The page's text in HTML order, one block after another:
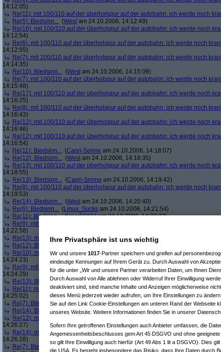
14:12:05)
Re(11): mit 100/110 auf der überholspur auf der autobahn: ich werde noch
Re(5): Bledsinn... (West am 24.10.2006, 14:12:49)
Re(16): mit 100/110 auf der überholspur auf der autobahn: ich werde noch
14:12:54)
Re(6): mit 100/110 auf der überholspur auf der autobahn: ich werde noch
14:12:55)
Re(7): mit 100/110 auf der überholspur auf der autobahn: ich werde noch
14:14:35)
Re(10): Bledsinn... (West am 24.10.2006, 14:15:09)
Re(7): mit 100/110 auf der überholspur auf der autobahn: ich werde noch
14:15:48)
Re(17): mit 100/110 auf der überholspur auf der autobahn: ich werde noch
14:16:25)
Re(8): mit 100/110 auf der überholspur auf der autobahn: ich werde noch
14:16:43)
Re(12): mit 100/110 auf der überholspur auf der autobahn: ich werde noch
14:16:46)
Re(12): mit 100/110 auf der überholspur auf der autobahn: ich werde noch
14:16:54)
Re(11): Bledsinn... (Capri-Sonne am 24.10.2006, 14:18:07)
Re(12): Bledsinn... (West am 24.10.2006, 14:18:35)
Re(13): mit 100/110 auf der überholspur auf der autobahn: ich werde noch
14:18:55)
Re(13): Bledsinn... (Capri-Sonne am 24.10.2006, 14:19:42)
Re(8): mit 100/110 auf der überholspur auf der autobahn: ich werde noch
14:19:53)
Re(14): Bledsinn... (West am 24.10.2006, 14:20:40)
Re(6): Bledsinn... (Linux_Sucks am 24.10.2006, 14:21:54)
Re(11): Bledsinn...(User86994am 24.10.2006, 14:22:27)
Re(9): mit 100/110 auf der überholspur auf der autobahn: ich werde noch
14:22:58)
Re(13): mit 100/110 auf der überholspur auf der autobahn: ich werde noch
Re(12): Bledsinn...
am 24.10.2006, 14:23:39)
Re(10): mit 100/110 auf der überholspur auf der autobahn: ich werde noch
14:24:23)
Re(9): mit 100/110 auf der überholspur auf der autobahn: ich werde noch
14:24:29)
Re(13): Bledsinn...(User86994am 24.10.2006, 14:24:54)
Re(11): mit 100/110 auf der überholspur auf der autobahn: ich werde noch
14:25:02)
Re(7): Bledsinn... (West am 24.10.2006, 14:25:29)
Re(14): Bledsinn...(Westam 24.10.2006, 14:26:09)
Re(12): mit 100/110 auf der überholspur auf der autobahn: ich werde noch
14:26:27)
Re(14): mit 100/110 auf der überholspur auf der autobahn: ich werde noch
14:26:28)
Re(7): Bledsinn...( User86994am 24.10.2006, 14:28:42)
Ihre Privatsphäre ist uns wichtig
Wir und unsere 1017-Partner speichern und greifen auf
eindeutige Kennungen auf Ihrem Gerät zu. Durch Auswahl von
für die unter „Wir und unsere Partner verarbeiten Daten, um Ihnen
Durch Auswahl von Alle ablehnen oder Widerruf Ihrer Einwilligung
deaktiviert sind, sind manche Inhalte und Anzeigen möglicherweise
dieses Menü jederzeit wieder aufrufen, um Ihre Einstellungen zu
Sie auf den Link Cookie-Einstellungen am unteren Rand der Webseite
unseres Website. Weitere Informationen finden Sie in unserer
Sofern Ihre getroffenen Einstellungen auch Anbieter umfassen, die
Angemessenheitsbeschlusses gem Art 45 DSGVO und ohne
so gilt Ihre Einwilligung auch hierfür (Art 49 Abs 1 lit a DSGVO). Dies
die USA. Es besteht insbesondere das Risiko, dass Ihre Daten durch